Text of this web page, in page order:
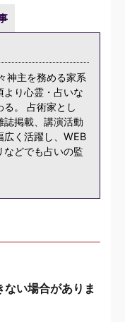
神主を務める家系
より心霊・占いな
る。 占術家とし
誌掲載、講演活動
広く活躍し、WEB
などでも占いの監
い場合がありま